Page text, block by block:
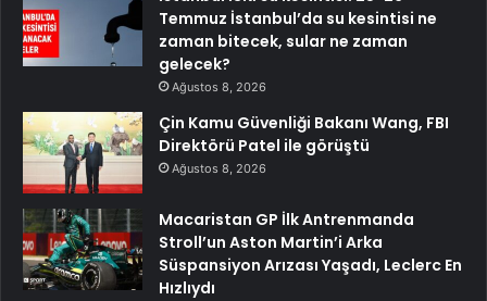
Temmuz İstanbul’da su kesintisi ne
zaman bitecek, sular ne zaman
gelecek?
Ağustos 8, 2026
Çin Kamu Güvenliği Bakanı Wang, FBI
Direktörü Patel ile görüştü
Ağustos 8, 2026
Macaristan GP İlk Antrenmanda
Stroll’un Aston Martin’i Arka
Süspansiyon Arızası Yaşadı, Leclerc En
Hızlıydı